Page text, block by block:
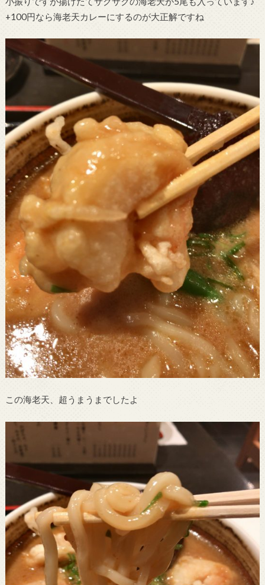
+100円なら海老天カレーにするのが大正解ですね
この海老天、超うまうまでしたよ